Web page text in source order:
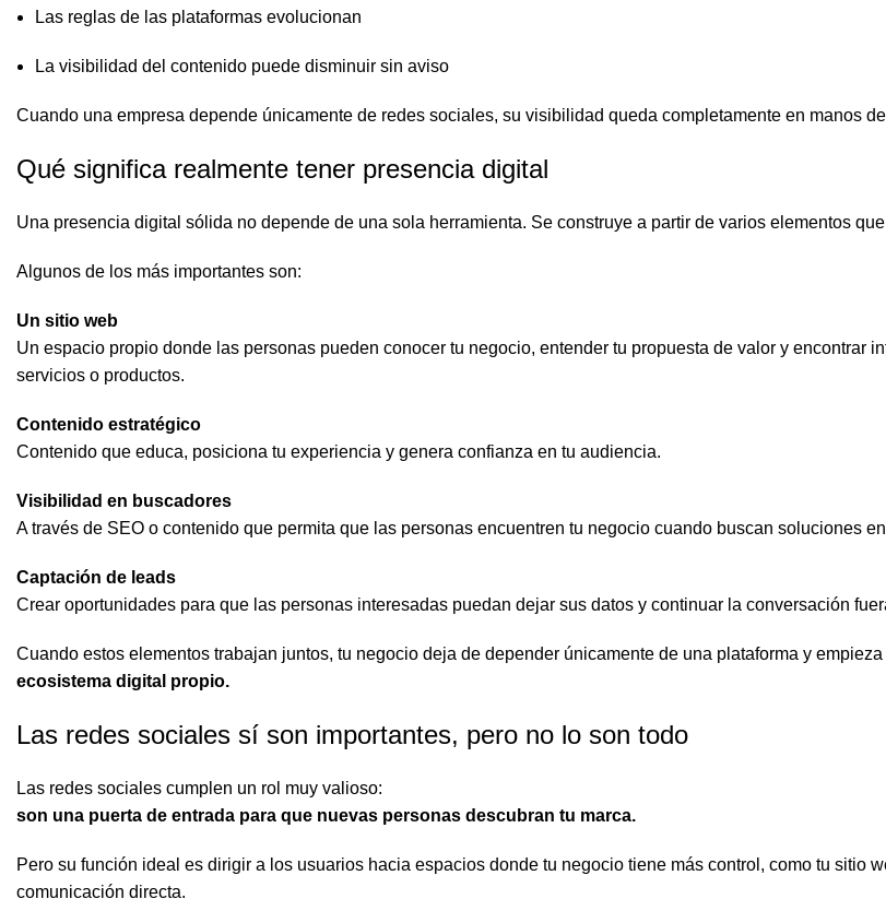
Las reglas de las plataformas evolucionan
La visibilidad del contenido puede disminuir sin aviso
Cuando una empresa depende únicamente de redes sociales, su visibilidad queda completamente en manos
Qué significa realmente tener presencia digital
Una presencia digital sólida no depende de una sola herramienta. Se construye a partir de varios elementos
Algunos de los más importantes son:
Un sitio web
Un espacio propio donde las personas pueden conocer tu negocio, entender tu propuesta de valor y encontrar
servicios o productos.
Contenido estratégico
Contenido que educa, posiciona tu experiencia y genera confianza en tu audiencia.
Visibilidad en buscadores
A través de SEO o contenido que permita que las personas encuentren tu negocio cuando buscan soluciones
Captación de leads
Crear oportunidades para que las personas interesadas puedan dejar sus datos y continuar la conversación
Cuando estos elementos trabajan juntos, tu negocio deja de depender únicamente de una plataforma y
ecosistema digital propio.
Las redes sociales sí son importantes, pero no lo son todo
Las redes sociales cumplen un rol muy valioso:
son una puerta de entrada para que nuevas personas descubran tu marca.
Pero su función ideal es dirigir a los usuarios hacia espacios donde tu negocio tiene más control, como tu sitio
comunicación directa.